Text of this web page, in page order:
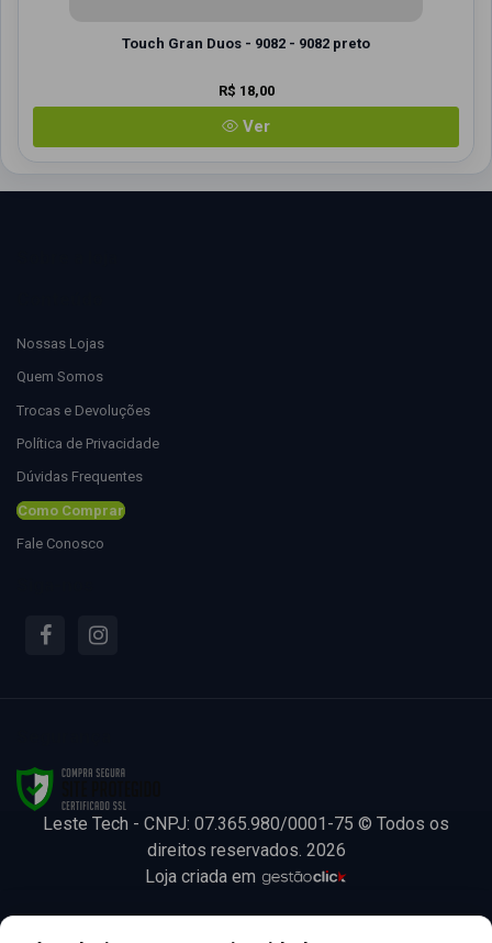
Touch Gran Duos - 9082 - 9082 preto
R$ 18,00
Ver
Nossas Lojas
Quem Somos
Trocas e Devoluções
Política de Privacidade
Dúvidas Frequentes
Como Comprar
Fale Conosco
Leste Tech - CNPJ: 07.365.980/0001-75 © Todos os
direitos reservados. 2026
Loja criada em
Leste Tech